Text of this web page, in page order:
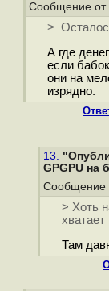
Сообщение от
>
А где
если
они на
изрядно.
13.
GPGPU на
Сообщение
> Хоть
хватает
Там